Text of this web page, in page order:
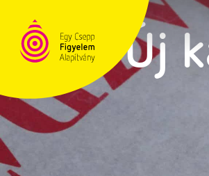
TÁMOGATÁS Új